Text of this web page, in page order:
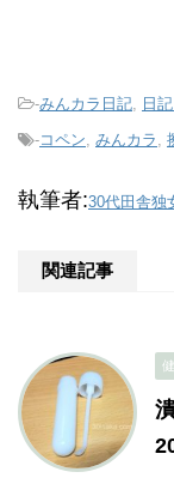
-みんカラ日記, 日
-コペン, みんカラ ,
執筆者:30代田舎独
関連記事